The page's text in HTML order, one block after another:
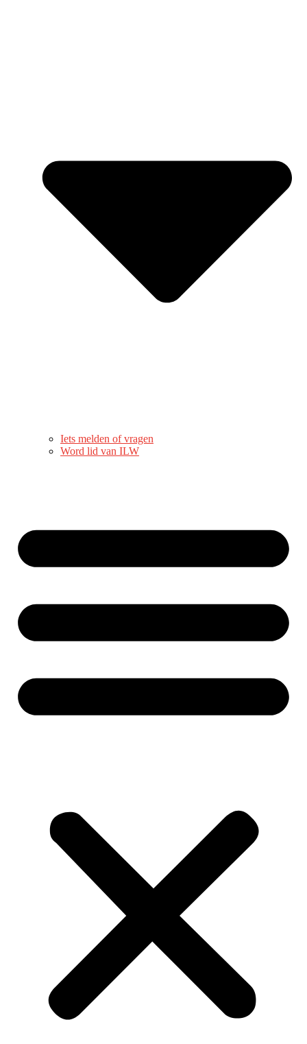
Iets melden of vragen
Word lid van ILW